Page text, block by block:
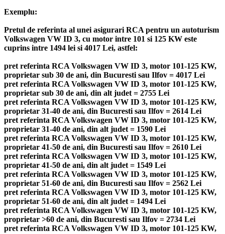
Exemplu:
Pretul de referinta al unei asigurari RCA pentru un autoturism
Volkswagen VW ID 3, cu motor intre 101 si 125 KW este
cuprins intre 1494 lei si 4017 Lei, astfel:
pret referinta RCA Volkswagen VW ID 3, motor 101-125 KW,
proprietar sub 30 de ani, din Bucuresti sau Ilfov = 4017 Lei
pret referinta RCA Volkswagen VW ID 3, motor 101-125 KW,
proprietar sub 30 de ani, din alt judet = 2755 Lei
pret referinta RCA Volkswagen VW ID 3, motor 101-125 KW,
proprietar 31-40 de ani, din Bucuresti sau Ilfov = 2614 Lei
pret referinta RCA Volkswagen VW ID 3, motor 101-125 KW,
proprietar 31-40 de ani, din alt judet = 1590 Lei
pret referinta RCA Volkswagen VW ID 3, motor 101-125 KW,
proprietar 41-50 de ani, din Bucuresti sau Ilfov = 2610 Lei
pret referinta RCA Volkswagen VW ID 3, motor 101-125 KW,
proprietar 41-50 de ani, din alt judet = 1549 Lei
pret referinta RCA Volkswagen VW ID 3, motor 101-125 KW,
proprietar 51-60 de ani, din Bucuresti sau Ilfov = 2562 Lei
pret referinta RCA Volkswagen VW ID 3, motor 101-125 KW,
proprietar 51-60 de ani, din alt judet = 1494 Lei
pret referinta RCA Volkswagen VW ID 3, motor 101-125 KW,
proprietar >60 de ani, din Bucuresti sau Ilfov = 2734 Lei
pret referinta RCA Volkswagen VW ID 3, motor 101-125 KW,